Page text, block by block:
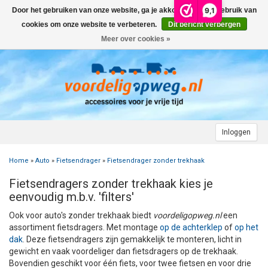
9,1
Inloggen
Menu
FIETSENDRAGER
FIETSENDRAGER OP DE TREKHAAK
FIETSENDRAGER VOOR ELEKTRISCHE FIETSEN
TWINNY LOAD ONDERDELEN
FIETSENDRAGER TOEBEHOREN
INFORMATIE OVER FIETSENDRAGERS
DAKDRAGERS
FORD
OPEL
PEUGEOT
RENAULT
+
AUTOHOES POLYESTER EN 3-LAAGS
DAKHOES POLYESTER
INFORMATIE OVER AUTOHOEZEN
WIELDOPPEN
12 INCH
13 INCH
14 INCH
LAADKABEL ELEKTRISCHE AUTO
LAADKABEL TYPE 2
LAADKABEL TYPE 1
+
STARTEN & LADEN
ELEKTRISCH LADEN
VEILIG OP WEG
CAMPER
WIELDOPPEN
+
ZOEKHULP NAAR CAMPERHOES
INFORMATIE OVER CAMPERHOEZEN
SNEEUWKETTINGEN
PECH ONDERWEG
STARTKABELS EN ACCUBOOSTER
VEILIG OP WEG
ACCULADER
AANHANGWAGEN
ACCESSOIRES
INFORMATIE OVER STEKKERS & STEKKERDOZEN
ONDERDELEN
REGELGEVING M.B.T. VERLICHTING
ADVIES BIJ DEFECTE VERLICHTING
+
ACCULADER
ACCESSOIRES
CARAVAN
ACCULADER
+
ACCESSOIRES
INFORMATIE OVER STEKKERS & STEKKERDOZEN
ONDERDELEN
TOPDEALS
AUTO
CAMPER
Home » Auto » Fietsendrager » Fietsendrager zonder trekhaak
Fietsendragers zonder trekhaak kies je
eenvoudig m.b.v. 'filters'
Ook voor auto's zonder trekhaak biedt voordeligopweg.nleen
assortiment fietsdragers. Met montage op de achterklep ofop het
dak . Deze fietsendragers zijn gemakkelijk te monteren, licht in
gewicht en vaak voordeliger dan fietsdragers op de trekhaak.
Bovendien geschikt voor één fiets, voor twee fietsen en voor drie
Door het gebruiken van onze website, ga je akkoord met het gebruik van
cookies om onze website te verbeteren.
Dit bericht verbergen
Meer over cookies »